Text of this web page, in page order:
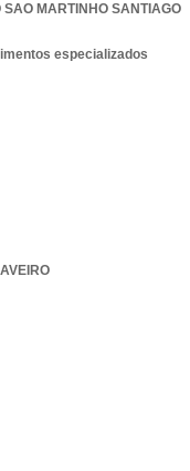
MARTINHO SANTIAGO
especializados
AVEIRO